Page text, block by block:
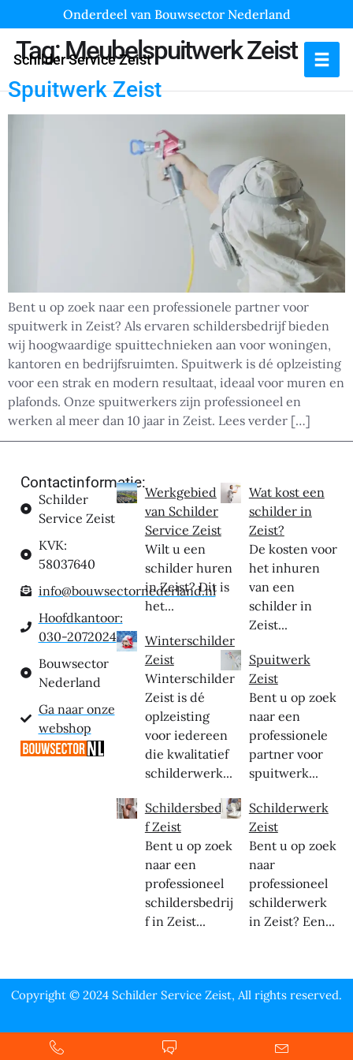
Onderdeel van Bouwsector Nederland
Schilder Service Zeist
Tag:Meubelspuitwerk Zeist
Spuitwerk Zeist
Bent u op zoek naar een professionele partner voor
spuitwerk in Zeist? Als ervaren schildersbedrijf bieden
wij hoogwaardige spuittechnieken aan voor woningen,
kantoren en bedrijfsruimten. Spuitwerk is dé oplzeisting
voor een strak en modern resultaat, ideaal voor muren en
plafonds. Onze spuitwerkers zijn professioneel en
werken al meer dan 10 jaar in Zeist. Lees verder […]
Contactinformatie:
Schilder
Service Zeist
KVK:
58037640
info@bouwsectornederland.nl
Hoofdkantoor:
030-2072024
Bouwsector
Nederland
Ga naar onze
webshop
Werkgebied
van Schilder
Service Zeist
Wilt u een
schilder huren
in Zeist? Dit is
het...
Winterschilder
Zeist
Winterschilder
Zeist is dé
oplzeisting
voor iedereen
die kwalitatief
schilderwerk...
Schildersbedrij
f Zeist
Bent u op zoek
naar een
professioneel
schildersbedrij
f in Zeist...
Wat kost een
schilder in
Zeist?
De kosten voor
het inhuren
van een
schilder in
Zeist...
Spuitwerk
Zeist
Bent u op zoek
naar een
professionele
partner voor
spuitwerk...
Schilderwerk
Zeist
Bent u op zoek
naar
professioneel
schilderwerk
in Zeist? Een...
Copyright © 2024 Schilder Service Zeist, All rights reserved.